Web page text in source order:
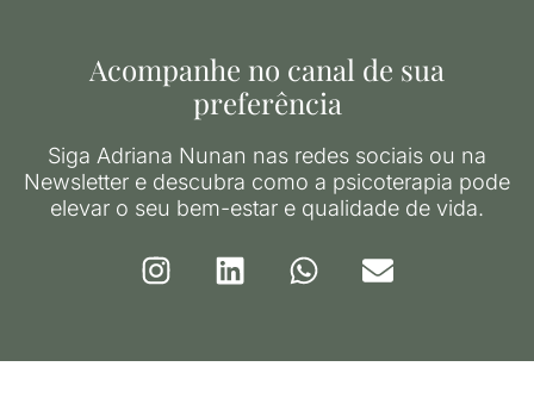
Acompanhe no canal de sua
preferência
Siga Adriana Nunan nas redes sociais ou na
Newsletter e descubra como a psicoterapia pode
elevar o seu bem-estar e qualidade de vida.